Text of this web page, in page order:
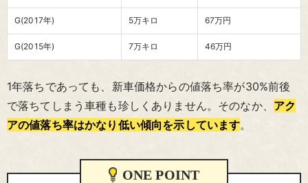
G(2017年) 5万キロ 67万円
G(2015年) 7万キロ 46万円
1年落ちであっても、新車価格からの値落ち率が30%前後
で落ちてしまう車種も珍しくありません。そのなか、 アク
アの値落ち率はかなり低い傾向を示しています。
ONE POINT